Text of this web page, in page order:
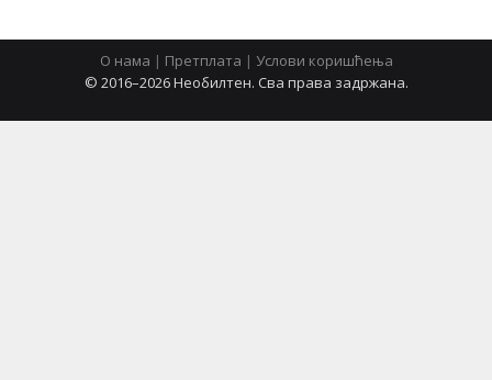
О нама | Претплата | Услови коришћења
© 2016–2026 Необилтен. Сва права задржана.